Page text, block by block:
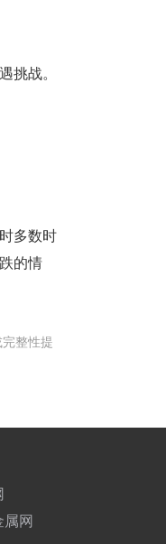
战。
多数时
的情
整性提
网